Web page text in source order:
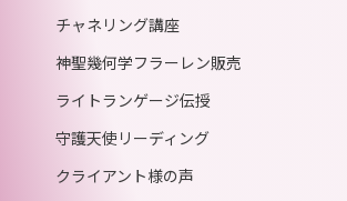
チャネリング講座
神聖幾何学フラーレン販売
ライトランゲージ伝授
守護天使リーディング
クライアント様の声